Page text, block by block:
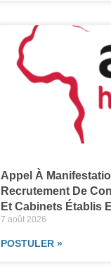
Appel À
Recrutement De
Et Cabinets Établis
7 août 2026
POSTULER »